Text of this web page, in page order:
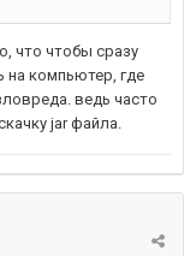
что чтобы сразу
на компьютер, где
ведь часто
jar файла.